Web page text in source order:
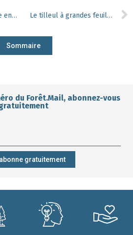
Le label Bas-Carbone en France : pour mieux encadrer les pratiques de compensation Le tilleul à grandes feuilles, vieille essence à dépoussiérer ?
Sommaire
du Forêt.Mail, abonnez-vous
gratuitement